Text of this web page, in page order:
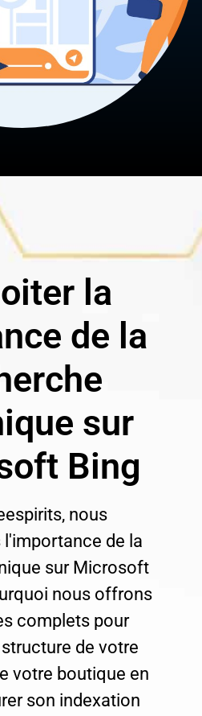
la
de la
sur
Bing
nous
de la
sur Microsoft
nous offrons
complets pour
de votre
votre boutique en
son indexation